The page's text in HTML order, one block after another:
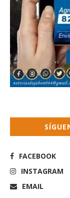
FACEBOOK
INSTAGRAM
EMAIL